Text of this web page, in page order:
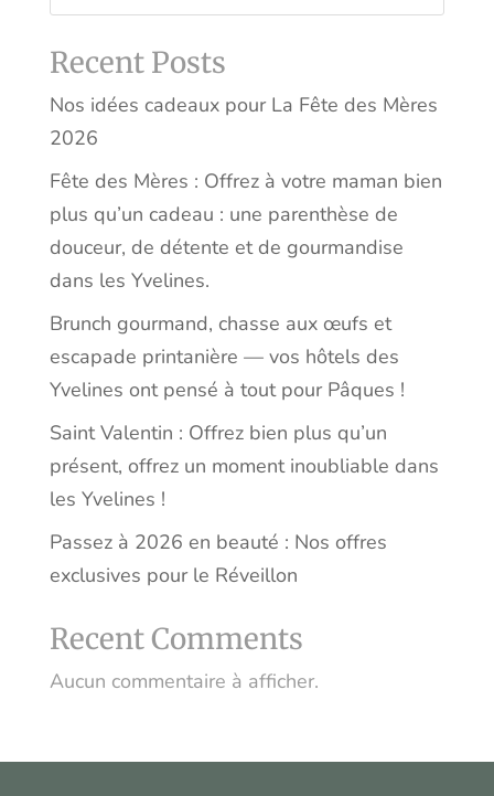
Recent Posts
Nos idées cadeaux pour La Fête des Mères
2026
Fête des Mères : Offrez à votre maman bien
plus qu’un cadeau : une parenthèse de
douceur, de détente et de gourmandise
dans les Yvelines.
Brunch gourmand, chasse aux œufs et
escapade printanière — vos hôtels des
Yvelines ont pensé à tout pour Pâques !
Saint Valentin : Offrez bien plus qu’un
présent, offrez un moment inoubliable dans
les Yvelines !
Passez à 2026 en beauté : Nos offres
exclusives pour le Réveillon
Recent Comments
Aucun commentaire à afficher.